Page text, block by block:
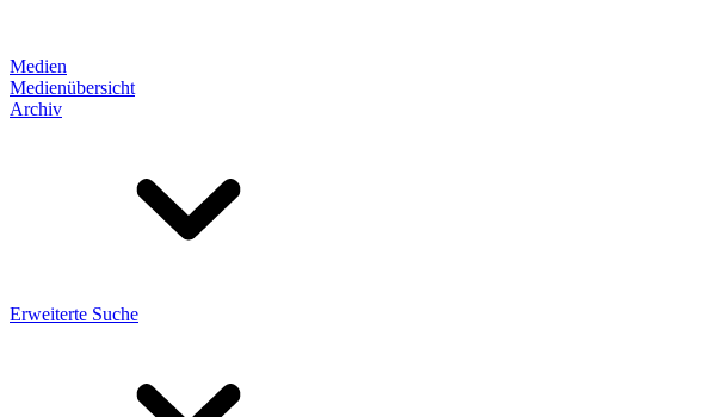
Medien
Medienübersicht
Archiv
Erweiterte Suche